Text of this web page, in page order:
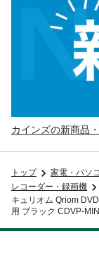
カインズの新商品
トップ 家電・パソ
レコーダー・録画機
キュリオム Qriom
用 ブラック CDVP-